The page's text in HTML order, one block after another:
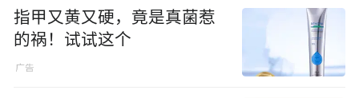
指甲又黄又硬，竟是真菌惹
的祸！试试这个